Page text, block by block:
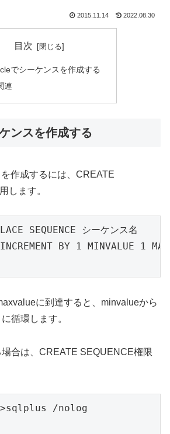
2015.11.14 2022.08.30
目次
でシーケンスを作成する
連
ンスを作成する
作成するには、CREATE
します。
SEQUENCE シーケンス名
BY 1 MINVALUE 1
に到達すると、minvalueから
循環します。
合は、CREATE SEQUENCE権限
/nolog